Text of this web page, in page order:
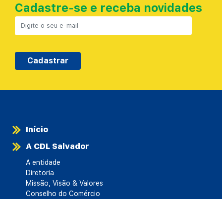
Cadastre-se e receba novidades
Cadastrar
Início
A CDL Salvador
A entidade
Diretoria
Missão, Visão & Valores
Conselho do Comércio